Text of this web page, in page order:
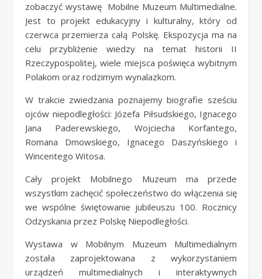
zobaczyć wystawę Mobilne Muzeum Multimedialne.
Jest to projekt edukacyjny i kulturalny, który od
czerwca przemierza całą Polskę. Ekspozycja ma na
celu przybliżenie wiedzy na temat historii II
Rzeczypospolitej, wiele miejsca poświęca wybitnym
Polakom oraz rodzimym wynalazkom.
W trakcie zwiedzania poznajemy biografie sześciu
ojców niepodległości: Józefa Piłsudskiego, Ignacego
Jana Paderewskiego, Wojciecha Korfantego,
Romana Dmowskiego, Ignacego Daszyńskiego i
Wincentego Witosa.
Cały projekt Mobilnego Muzeum ma przede
wszystkim zachęcić społeczeństwo do włączenia się
we wspólne świętowanie jubileuszu 100. Rocznicy
Odzyskania przez Polskę Niepodległości.
Wystawa w Mobilnym Muzeum Multimedialnym
została zaprojektowana z wykorzystaniem
urządzeń multimedialnych i interaktywnych